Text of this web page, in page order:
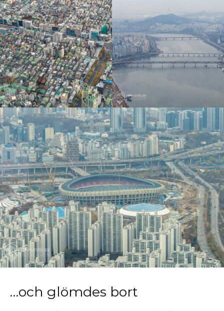
…och glömdes bort